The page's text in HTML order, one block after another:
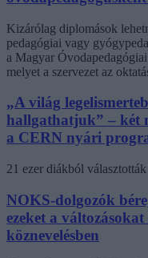
Kizárólag diplomások
pedagógiai vagy
a Magyar
melyet a szervezet az
„A világ
hallgathatjuk” – két
a CERN nyári
21 ezer diákból
NOKS-dolgozók
ezeket a
köznevelésben